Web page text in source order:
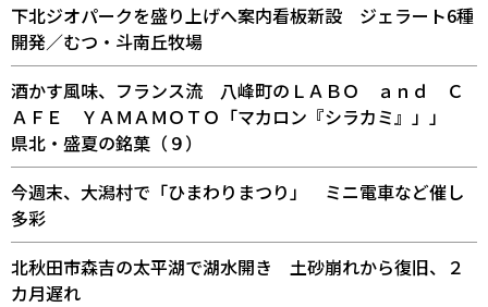
下北ジオパークを盛り上げへ案内看板新設 ジェラート6種
開発／むつ・斗南丘牧場
酒かす風味、フランス流 八峰町のＬＡＢＯ ａｎｄ Ｃ
ＡＦＥ ＹＡＭＡＭＯＴＯ「マカロン『シラカミ』」」
県北・盛夏の銘菓（９）
今週末、大潟村で「ひまわりまつり」 ミニ電車など催し
多彩
北秋田市森吉の太平湖で湖水開き 土砂崩れから復旧、２
カ月遅れ